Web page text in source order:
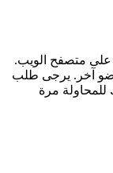
متصفح الويب.
عضو آخر. يرجى طلب
للمحاولة مرة